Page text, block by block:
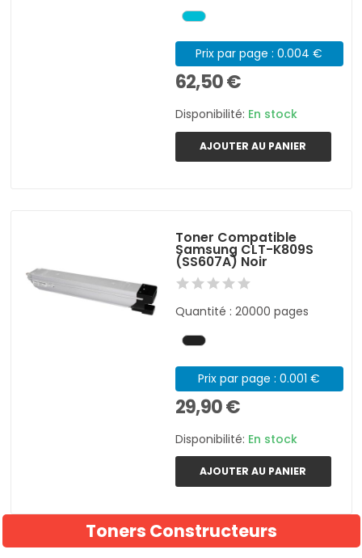
Prix par page : 0.004 €
62,50 €
Disponibilité: En stock
AJOUTER AU PANIER
Toner Compatible
Samsung CLT-K809S
(SS607A) Noir
Quantité : 20000 pages
Prix par page : 0.001 €
29,90 €
Disponibilité: En stock
AJOUTER AU PANIER
Toners Constructeurs